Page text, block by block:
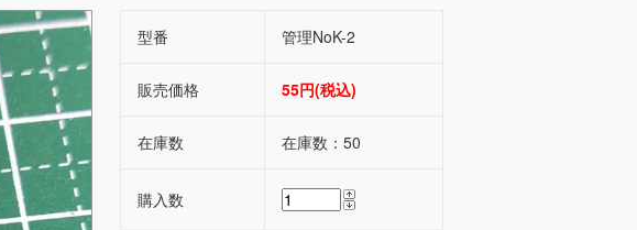
型番 管理NoK-2
販売価格 55円(税込)
在庫数 在庫数：50
購入数